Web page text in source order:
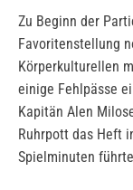
Zu Beginn der
Favoritenstellung
Körperkulturellen
einige Fehlpässe
Kapitän Alen
Ruhrpott das Heft
Spielminuten